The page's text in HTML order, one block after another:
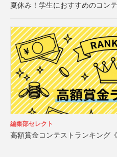
夏休み！学生におすすめのコン
編集部セレクト
高額賞金コンテストランキング《